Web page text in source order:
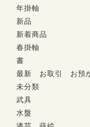
年掛軸
新品
新着商品
春掛軸
書
最新 お取引 お預
未分類
武具
水盤